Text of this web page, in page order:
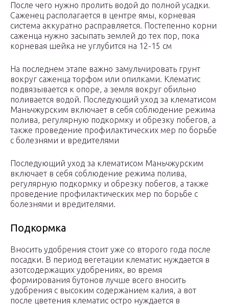
После чего нужно пролить водой до полной усадки.
Саженец располагается в центре ямы, корневая
система аккуратно расправляется. Постепенно корни
саженца нужно засыпать землей до тех пор, пока
корневая шейка не углубится на 12-15 см
На последнем этапе важно замульчировать грунт
вокруг саженца торфом или опилками. Клематис
подвязывается к опоре, а земля вокруг обильно
поливается водой. Последующий уход за клематисом
Маньчжурским включает в себя соблюдение режима
полива, регулярную подкормку и обрезку побегов, а
также проведение профилактических мер по борьбе
с болезнями и вредителями
Последующий уход за клематисом Маньчжурским
включает в себя соблюдение режима полива,
регулярную подкормку и обрезку побегов, а также
проведение профилактических мер по борьбе с
болезнями и вредителями.
Подкормка
Вносить удобрения стоит уже со второго года после
посадки. В период вегетации клематис нуждается в
азотсодержащих удобрениях, во время
формирования бутонов лучше всего вносить
удобрения с высоким содержанием калия, а вот
после цветения клематис остро нуждается в